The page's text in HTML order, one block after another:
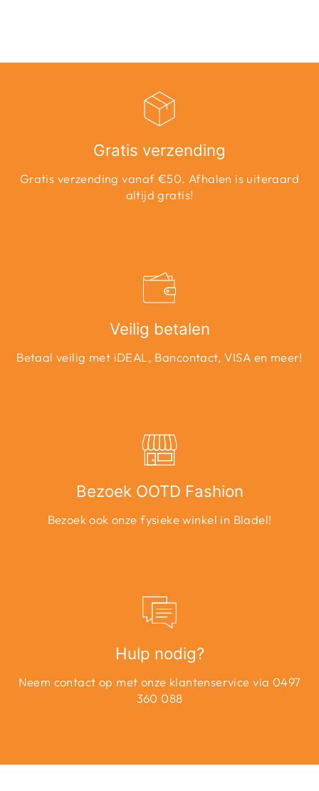
Gratis verzending
Gratis verzending vanaf €50. Afhalen is uiteraard
altijd gratis!
Veilig betalen
Betaal veilig met iDEAL, Bancontact, VISA en meer!
Bezoek OOTD Fashion
Bezoek ook onze fysieke winkel in Bladel!
Hulp nodig?
Neem contact op met onze klantenservice via 0497
360 088